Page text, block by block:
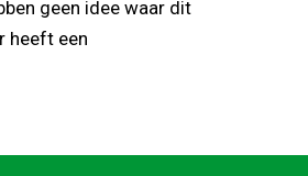
geen idee waar dit
heeft een